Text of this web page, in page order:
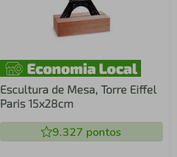
Escultura de Mesa, Torre Eiffel
Paris 15x28cm
9.327 pontos